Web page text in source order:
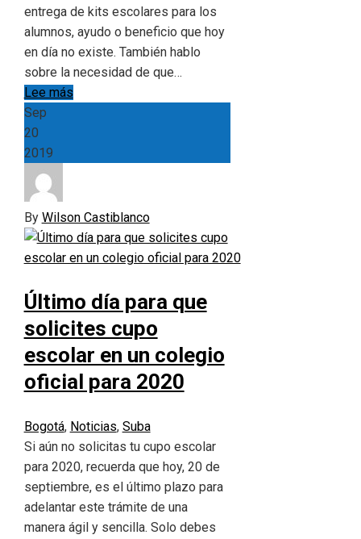
entrega de kits escolares para los
alumnos, ayudo o beneficio que hoy
en día no existe. También hablo
sobre la necesidad de que…
Lee más
Sep
20
2019
By Wilson Castiblanco
Último día para que
solicites cupo
escolar en un colegio
oficial para 2020
Bogotá, Noticias, Suba
Si aún no solicitas tu cupo escolar
para 2020, recuerda que hoy, 20 de
septiembre, es el último plazo para
adelantar este trámite de una
manera ágil y sencilla. Solo debes